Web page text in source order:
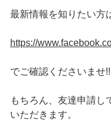
最新情報を知りたい方
https://
でご確認くださいませ!!
もちろん、友達申請し
いただきます。